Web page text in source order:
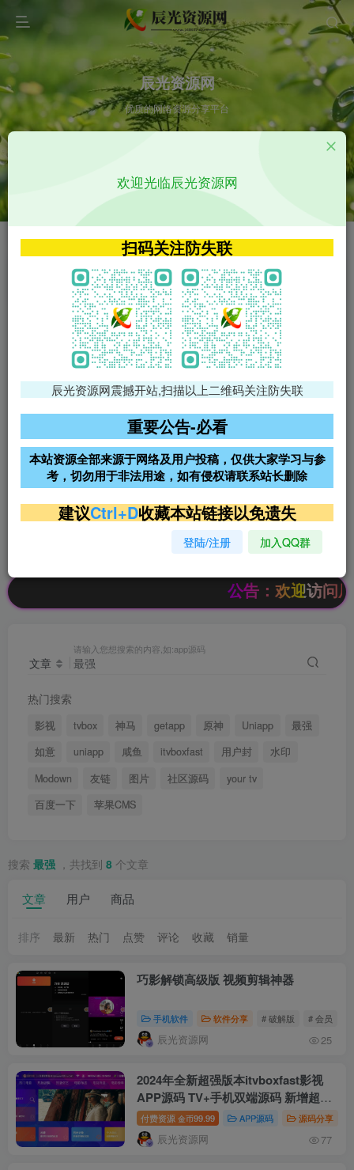
辰光资源网
优质的网络资源分享平台
VIP特权介绍 APP源码
VIP特权介绍
火
VIP特权介绍
影视源码
影视源码
免费领支付宝红包
腾讯轻量4核4G3M服务器38元/
阿里云2核2G200M服务器68元/
年
雨云高防免备案服务器
超低价文字广告位招租 超低价文字广告位招租
超低价文字广告位招租
公告：欢迎访问辰光
文章
请输入您想搜索的内容,如:app源码
热门搜索
影视 tvbox 神马 getapp 原神 Uniapp
最强
如意
uniapp 咸鱼 itvboxfast 用户封
水印
Modown
友链 图片 社区源码
your tv
百度一下
苹果CMS
搜索 最强 ，共找到 8 个文章
文章 用户 商品
排序 最新 热门 点赞 评论 收藏 销量
巧影解锁高级版 视频剪辑神器
手机软件 软件分享 # 破解版 # 会员
辰光资源网 25
2024年全新超强版本itvboxfast影视
APP源码 TV+手机双端源码 新增超多
功能 tvbox二开如意版影视APP源码
修复N多bug 可对接苹果CMS资源站
等
付费资源 金币99.99 APP源码 源码分享
辰光资源网 77
欢迎光临辰光资源网
扫码关注防失联
辰光资源网震撼开站,扫描以上二维码关注防失联
重要公告-必看
本站资源全部来源于网络及用户投稿，仅供大家学习与参
考，切勿用于非法用途，如有侵权请联系站长删除
建议Ctrl+D收藏本站链接以免遗失
登陆/注册 加入QQ群